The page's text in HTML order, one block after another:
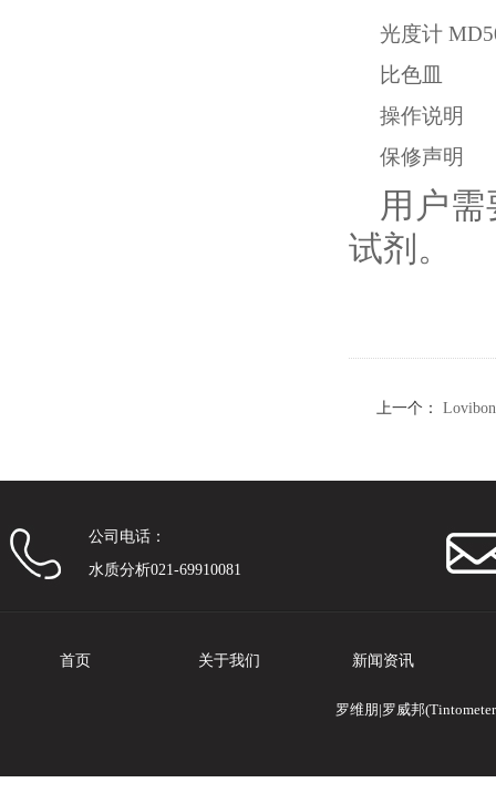
光度计
比色皿
操作说明
保修声明
用户
试剂。
上一个：
公司电话：
水质分析021-69910081
首页 关于我们 新闻资讯
罗维朋|罗威邦